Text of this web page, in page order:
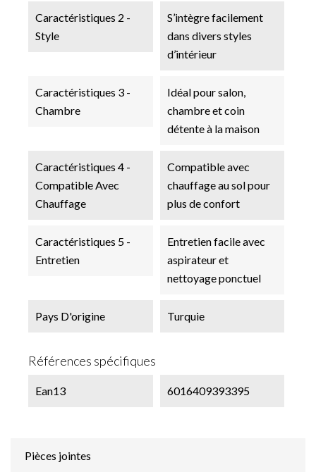
Caractéristiques 2 -
Style
S’intègre facilement
dans divers styles
d’intérieur
Caractéristiques 3 -
Chambre
Idéal pour salon,
chambre et coin
détente à la maison
Caractéristiques 4 -
Compatible Avec
Chauffage
Compatible avec
chauffage au sol pour
plus de confort
Caractéristiques 5 -
Entretien
Entretien facile avec
aspirateur et
nettoyage ponctuel
Pays D'origine Turquie
Références spécifiques
Ean13 6016409393395
Pièces jointes